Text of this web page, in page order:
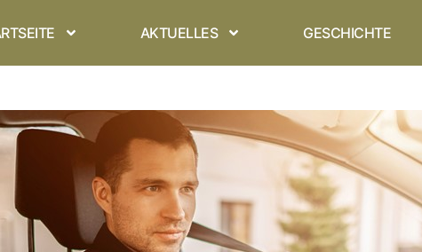
AKTUELLES GESCHICHTE